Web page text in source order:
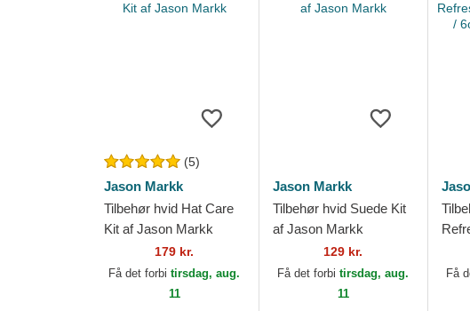
(5)
Jason Markk
Tilbehør hvid Hat Care
Kit af Jason Markk
179 kr.
Få det forbitirsdag, aug.
11
Jason Markk
Tilbehør hvid Suede Kit
af Jason Markk
129 kr.
Få det forbitirsdag, aug.
11
Få